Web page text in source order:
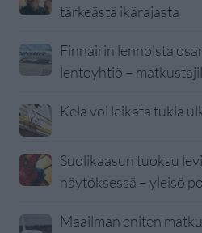
tärkeästä ikärajasta
Finnairin lennoista
lentoyhtiö –
Kela voi leikata tukia
Suolikaasun tuoksu
näytöksessä – yleisö
Maailman eniten